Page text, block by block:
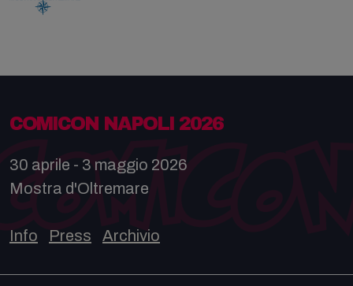
COMICON NAPOLI 2026
30 aprile - 3 maggio 2026
Mostra d'Oltremare
Info Press Archivio